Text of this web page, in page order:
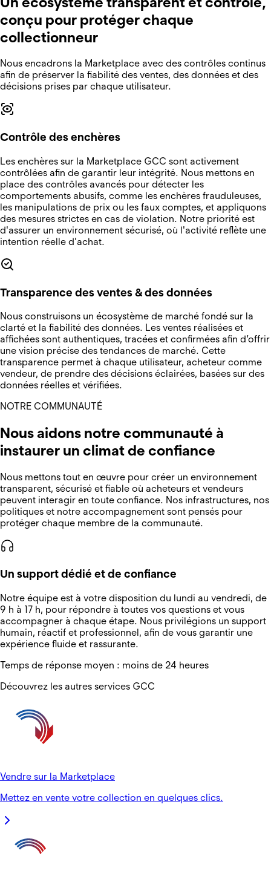
conçu pour protéger chaque
collectionneur
Nous encadrons la Marketplace avec des contrôles continus
afin de préserver la fiabilité des ventes, des données et des
décisions prises par chaque utilisateur.
Contrôle des enchères
Les enchères sur la Marketplace GCC sont activement
contrôlées afin de garantir leur intégrité. Nous mettons en
place des contrôles avancés pour détecter les
comportements abusifs, comme les enchères frauduleuses,
les manipulations de prix ou les faux comptes, et appliquons
des mesures strictes en cas de violation. Notre priorité est
d'assurer un environnement sécurisé, où l'activité reflète une
intention réelle d'achat.
Transparence des ventes & des données
Nous construisons un écosystème de marché fondé sur la
clarté et la fiabilité des données. Les ventes réalisées et
affichées sont authentiques, tracées et confirmées afin d’offrir
une vision précise des tendances de marché. Cette
transparence permet à chaque utilisateur, acheteur comme
vendeur, de prendre des décisions éclairées, basées sur des
données réelles et vérifiées.
NOTRE COMMUNAUTÉ
Nous aidons notre communauté à
instaurer un climat de confiance
Nous mettons tout en œuvre pour créer un environnement
transparent, sécurisé et fiable où acheteurs et vendeurs
peuvent interagir en toute confiance. Nos infrastructures, nos
politiques et notre accompagnement sont pensés pour
protéger chaque membre de la communauté.
Un support dédié et de confiance
Notre équipe est à votre disposition du lundi au vendredi, de
9 h à 17 h, pour répondre à toutes vos questions et vous
accompagner à chaque étape. Nous privilégions un support
humain, réactif et professionnel, afin de vous garantir une
expérience fluide et rassurante.
Temps de réponse moyen : moins de 24 heures
Découvrez les autres services GCC
Vendre sur la Marketplace
Mettez en vente votre collection en quelques clics.